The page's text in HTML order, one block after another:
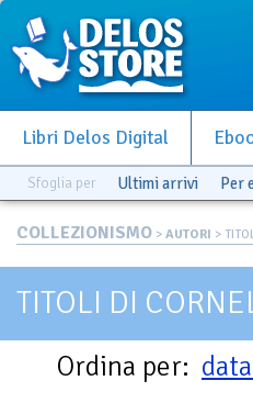
Libri Delos Digital
Sfoglia per Ultimi arrivi Per
COLLEZIONISMO > AUTORI >
TITOLI DI
Ordina per: